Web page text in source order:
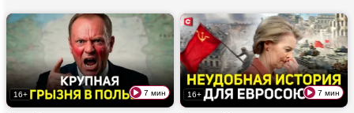
реэкспорте?
поляки?
16+ 7 мин 16+ 7 мин